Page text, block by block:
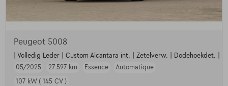
Peugeot 5008
| Volledig Leder | Custom Alcantara int. | Zetelverw. | Dodehoekdet. |
05/2025
27.597 km Essence
Automatique
107 kW ( 145 CV )